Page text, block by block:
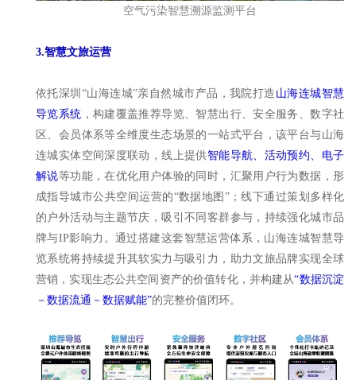
空气污染智慧溯源监测平台
3.智慧文旅运营
依托深圳“山海连城”亲自然城市产品，我院打造 山海连城智慧
导览系统 ，构建覆盖推荐导览、智慧出行、安全服务、数字社
区、会员体系等全维度生态场景的一站式平台，该平台与山海
连城实体空间深度联动，线上提供智能导航、活动预约、电子
解说等功能，在优化用户体验的同时，汇聚用户行为数据，形
成指导城市公共空间运营的“数据地图”；线下通过策划多样化
的户外活动与主题节庆，吸引不同客群参与，持续强化城市品
牌与IP影响力。通过搭建这套智慧运营体系，山海连城智慧导
览系统将持续提升其软实力与吸引力，助力文旅品牌实现全球
营销，实现生态公共空间资产的价值转化，并构建从“数据沉淀
－数据流通－数据赋能”的完整价值闭环。